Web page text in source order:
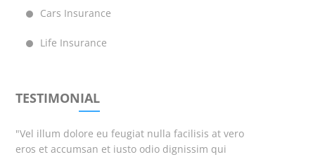
Cars Insurance
Life Insurance
TESTIMONIAL
"Vel illum dolore eu feugiat nulla facilisis at vero
eros et accumsan et iusto odio dignissim qui